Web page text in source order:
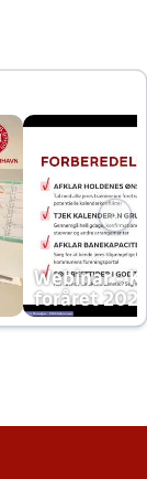
Webinar -
foråret